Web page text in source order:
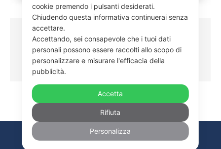
WEB E SOCIAL MEDIA
GUARDA I NOSTRI LAVORI
WEB E SOCIAL MEDIA By admin 26 Marzo 2018
© 2026 Reply Studio S.r.l. - Tutti i diritti riservati - Partita IVA
13305521000
cookie premendo i pulsanti desiderati.
Chiudendo questa informativa continuerai senza
accettare.
Accettando, sei consapevole che i tuoi dati
personali possono essere raccolti allo scopo di
personalizzare e misurare l'efficacia della
pubblicità.
Accetta
Rifiuta
Personalizza